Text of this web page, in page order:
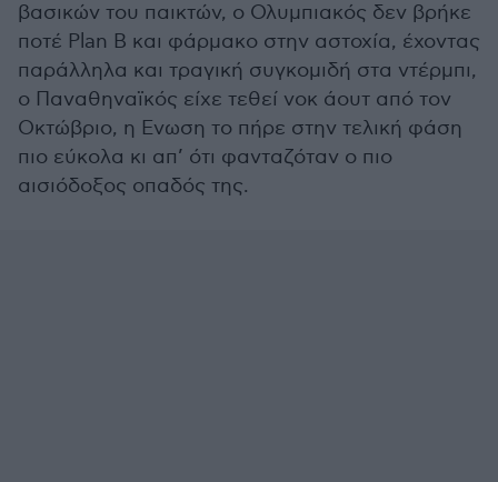
βασικών του παικτών, ο Ολυμπιακός δεν βρήκε
ποτέ Plan B και φάρμακο στην αστοχία, έχοντας
παράλληλα και τραγική συγκομιδή στα ντέρμπι,
ο Παναθηναϊκός είχε τεθεί νοκ άουτ από τον
Οκτώβριο, η Ενωση το πήρε στην τελική φάση
πιο εύκολα κι απ’ ότι φανταζόταν ο πιο
αισιόδοξος οπαδός της.